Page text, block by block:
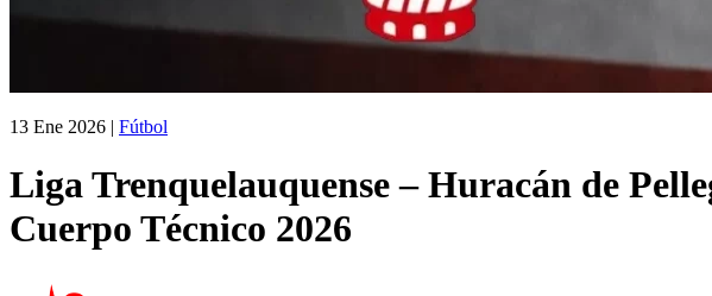
13 Ene 2026 | Fútbol
Liga Trenquelauquense – Huracán de
Cuerpo Técnico 2026